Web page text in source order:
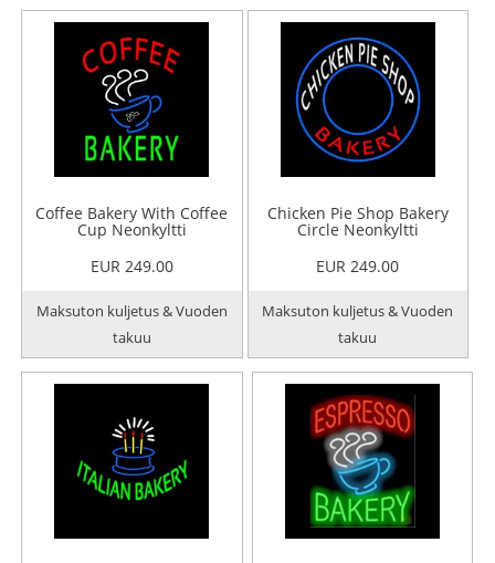
Coffee Bakery With Coffee
Cup Neonkyltti
EUR 249.00
Maksuton kuljetus & Vuoden
takuu
Chicken Pie Shop Bakery
Circle Neonkyltti
EUR 249.00
Maksuton kuljetus & Vuoden
takuu